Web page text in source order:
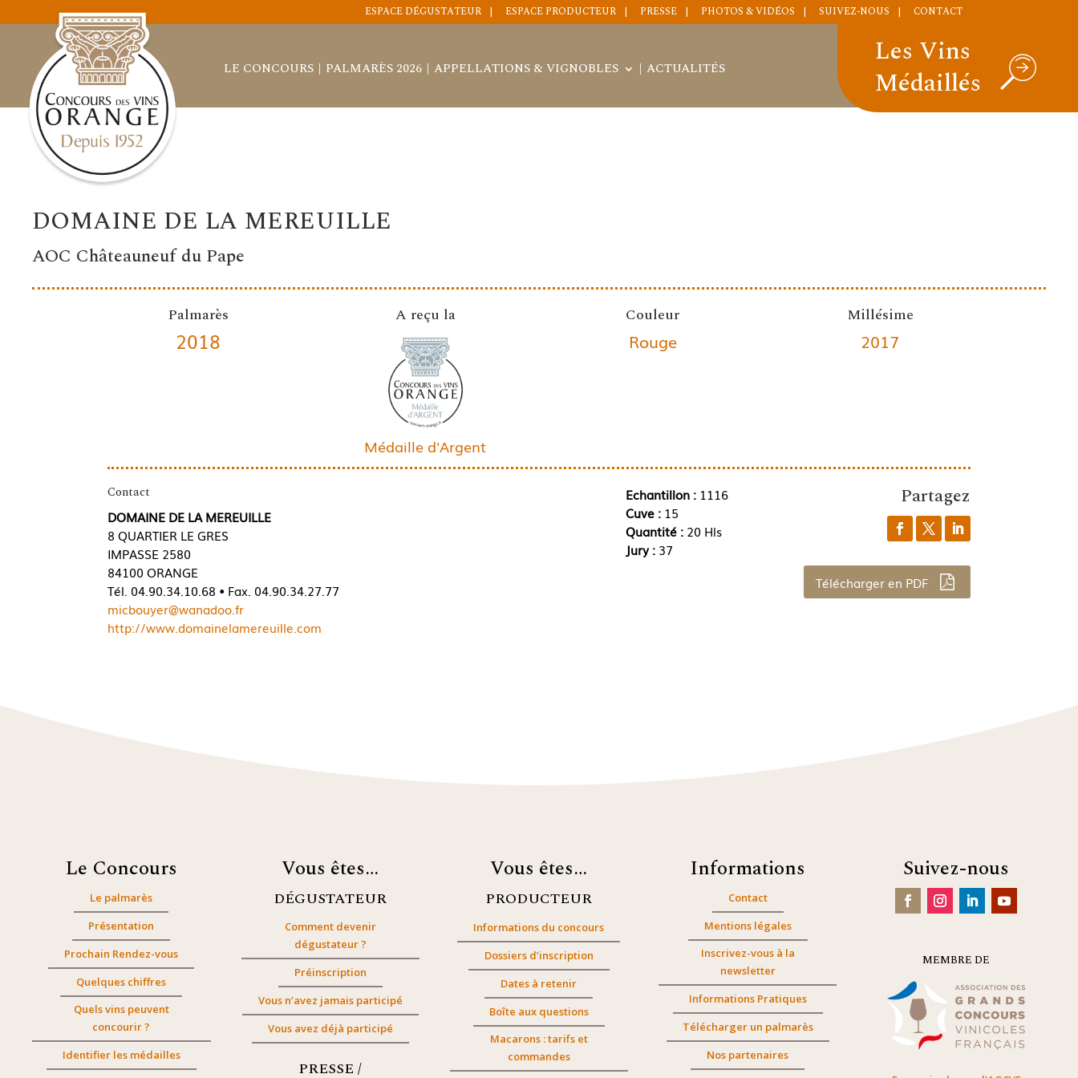
ESPACE DÉGUSTATEUR ESPACE PRODUCTEUR PRESSE PHOTOS & VIDÉOS SUIVEZ-NOUS CONTACT
LE CONCOURS PALMARÈS 2026 APPELLATIONS & VIGNOBLES ACTUALITÉS
Les Vins
Médaillés
DOMAINE DE LA MEREUILLE
AOC Châteauneuf du Pape
Palmarès
2018
A reçu la
Médaille d'Argent
Couleur
Rouge
Millésime
2017
Contact
DOMAINE DE LA MEREUILLE
8 QUARTIER LE GRES
IMPASSE 2580
84100 ORANGE
Tél. 04.90.34.10.68 • Fax. 04.90.34.27.77
micbouyer@wanadoo.fr
http://www.domainelamereuille.com
Echantillon :1116
Cuve : 15
Quantité : 20 Hls
Jury : 37
Partagez
Télécharger en PDF
Le Concours
Le palmarès
Présentation
Prochain Rendez-vous
Quelques chiffres
Quels vins peuvent
concourir ?
Identifier les médailles
Vous êtes…
DÉGUSTATEUR
Comment devenir
dégustateur ?
Préinscription
Vous n’avez jamais participé
Vous avez déjà participé
PRESSE /
Vous êtes…
PRODUCTEUR
Informations du concours
Dossiers d’inscription
Dates à retenir
Boîte aux questions
Macarons : tarifs et
commandes
Informations
Contact
Mentions légales
Inscrivez-vous à la
newsletter
Informations Pratiques
Télécharger un palmarès
Nos partenaires
Suivez-nous
MEMBRE DE